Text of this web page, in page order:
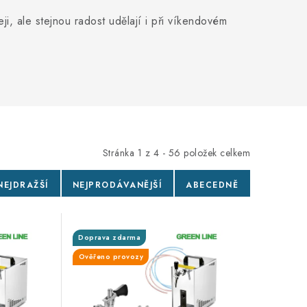
ale stejnou radost udělají i při víkendovém
Stránka 1 z 4 - 56 položek celkem
NEJPRODÁVANĚJŠÍ ABECEDNĚ
Doprava zdarma
Ověřeno provozy